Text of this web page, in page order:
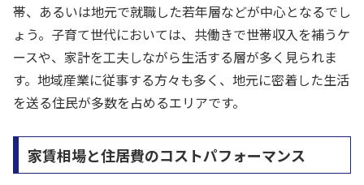
帯、あるいは地元で就職した若年層などが中心となるでし
ょう。子育て世代においては、共働きで世帯収入を補うケ
ースや、家計を工夫しながら生活する層が多く見られま
す。地域産業に従事する方々も多く、地元に密着した生活
を送る住民が多数を占めるエリアです。
家賃相場と住居費のコストパフォーマンス